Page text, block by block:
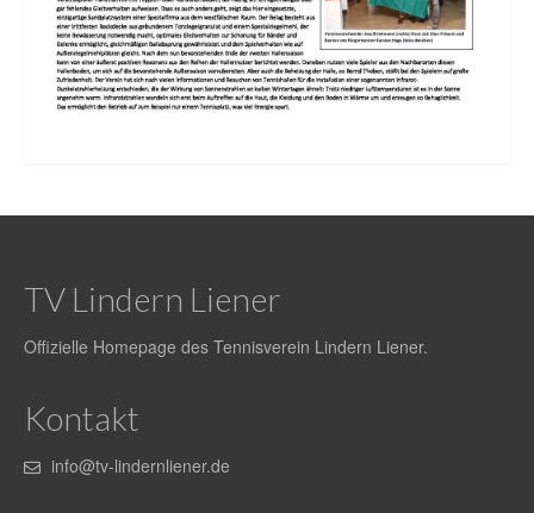
Formulare
Presse
Spielbetrieb
Termine
Anfahrt
Anfahrt zur Außenanlage
Tennishalle
Galerie
TV Lindern Liener
Offizielle Homepage des Tennisverein Lindern Liener.
Kontakt
info@tv-lindernliener.de